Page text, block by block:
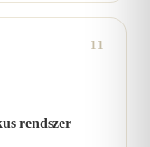
11
rendszer